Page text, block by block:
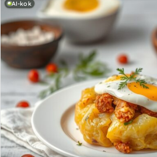
AI-kok